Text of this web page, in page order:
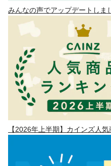
みんなの声でアップデートしま
【2026年上半期】カインズ人